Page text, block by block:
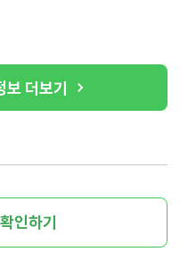
보 더보기
인하기